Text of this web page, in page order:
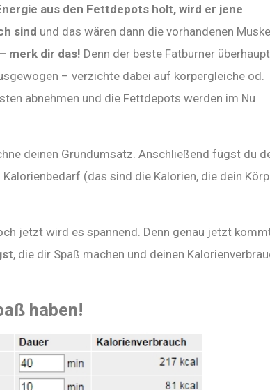
aus den Fettdepots holt, wird er jene
sind und das wären dann die vorhandenen
merk dir das! Denn der beste Fatburner
– verzichte dabei auf körpergleiche od.
abnehmen und die Fettdepots werden im Nu
deinen Grundumsatz. Anschließend fügst du
(das sind die Kalorien, die dein
jetzt wird es spannend. Denn genau jetzt
, die dir Spaß machen und deinen
haben!